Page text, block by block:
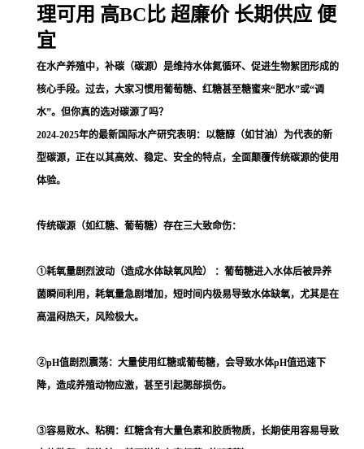
理可用 高BC比 超廉价 长期供应 便
宜
在水产养殖中，补碳（碳源）是维持水体氮循环、促进生物絮团形成的
核心手段。过去，大家习惯用葡萄糖、红糖甚至糖蜜来“肥水”或“调
水”。但你真的选对碳源了吗？
2024-2025年的最新国际水产研究表明：以糖醇（如甘油）为代表的新
型碳源，正在以其高效、稳定、安全的特点，全面颠覆传统碳源的使用
体验。
传统碳源（如红糖、葡萄糖）存在三大致命伤：
①耗氧量剧烈波动（造成水体缺氧风险） ：葡萄糖进入水体后被异养
菌瞬间利用，耗氧量急剧增加，短时间内极易导致水体缺氧，尤其是在
高温闷热天，风险极大。
②pH值剧烈震荡：大量使用红糖或葡萄糖，会导致水体pH值迅速下
降，造成养殖动物应激，甚至引起腮部损伤。
③容易败水、粘稠：红糖含有大量色素和胶质物质，长期使用容易导致